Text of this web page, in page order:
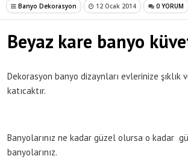
Banyo Dekorasyon 12 Ocak 2014 0 YORUM
Beyaz kare banyo
Dekorasyon banyo dizaynları evlerinize şıklık
katıcaktır.
Banyolarınız ne kadar güzel olursa o kadar
banyolarınız.